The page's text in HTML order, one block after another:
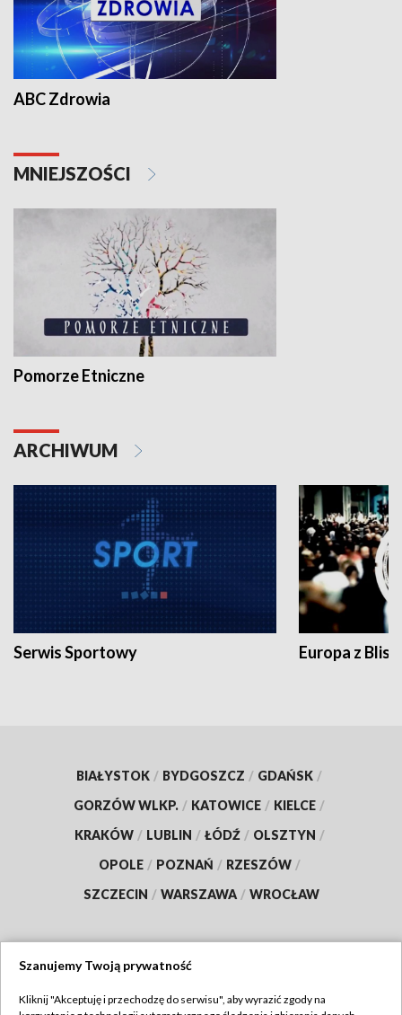
ABC Zdrowia
MNIEJSZOŚCI
Pomorze Etniczne
ARCHIWUM
Serwis Sportowy Europa z
BIAŁYSTOK / BYDGOSZCZ / GDAŃSK /
GORZÓW WLKP. / KATOWICE / KIELCE /
KRAKÓW / LUBLIN / ŁÓDŹ / OLSZTYN /
OPOLE / POZNAŃ / RZESZÓW /
SZCZECIN / WARSZAWA / WROCŁAW
Szanujemy Twoją prywatność
Kliknij "Akceptuję i przechodzę do serwisu", aby wyrazić zgody na